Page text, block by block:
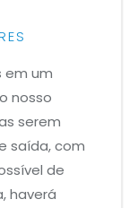
em um
nosso
serem
saída, com
de
haverá